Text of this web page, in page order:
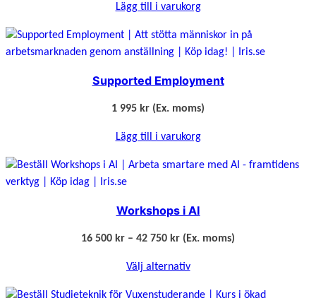
Lägg till i varukorg
Supported Employment
1 995 kr (Ex. moms)
Lägg till i varukorg
Workshops i AI
16 500 kr – 42 750 krP
i
(Ex. moms)
Välj alternativ